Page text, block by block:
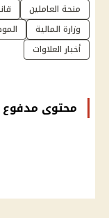
منحة العاملين
وزارة المالية
أخبار العلاوات
محتوى مدفوع